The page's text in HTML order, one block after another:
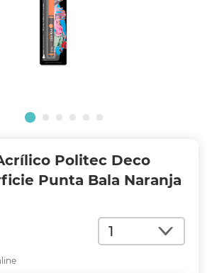
Politec Deco
Punta Bala Naranja
Cantidad